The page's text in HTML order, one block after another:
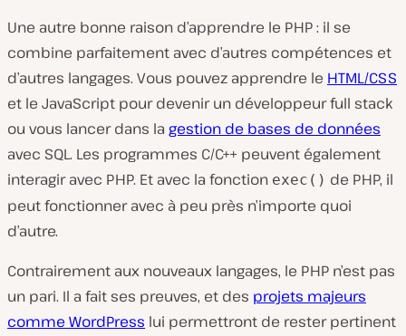
Une autre bonne raison d’apprendre le PHP : il se
combine parfaitement avec d’autres compétences et
d’autres langages. Vous pouvez apprendre le HTML/CSS
et le JavaScript pour devenir un développeur full stack
ou vous lancer dans la gestion de bases de données
avec SQL. Les programmes C/C++ peuvent également
interagir avec PHP. Et avec la fonction exec() de PHP, il
peut fonctionner avec à peu près n’importe quoi
d’autre.
Contrairement aux nouveaux langages, le PHP n’est pas
un pari. Il a fait ses preuves, et des projets majeurs
comme WordPress lui permettront de rester pertinent